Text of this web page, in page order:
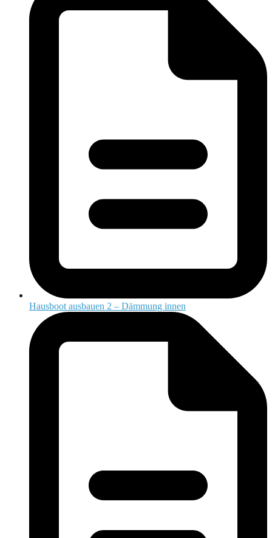
Hausboot ausbauen 2 – Dämmung innen